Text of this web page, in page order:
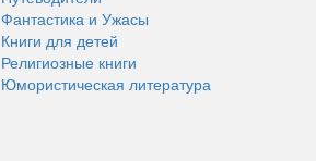
Фантастика и Ужасы
Книги для детей
Религиозные книги
Юмористическая литература